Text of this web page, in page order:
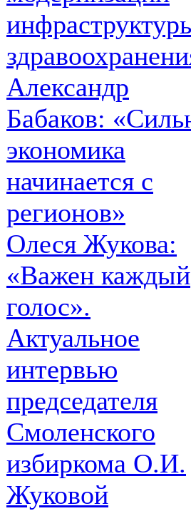
Александр
Бабаков:
экономика
начинается с
регионов»
Олеся Жукова:
«Важен каждый
голос».
Актуальное
интервью
председателя
Смоленского
избиркома О.И.
Жуковой